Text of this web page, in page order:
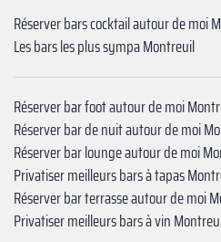
Réserver bars cocktail autour de moi
Les bars les plus sympa Montreuil
Réserver bar foot autour de moi
Réserver bar de nuit autour de moi
Réserver bar lounge autour de moi
Privatiser meilleurs bars à tapas
Réserver bar terrasse autour de moi
Privatiser meilleurs bars à vin